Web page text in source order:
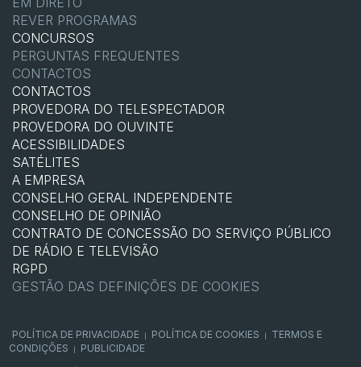
REVER PROGRAMAS
CONCURSOS
PERGUNTAS FREQUENTES
CONTACTOS
CONTACTOS
PROVEDORA DO TELESPECTADOR
PROVEDORA DO OUVINTE
ACESSIBILIDADES
SATÉLITES
A EMPRESA
CONSELHO GERAL INDEPENDENTE
CONSELHO DE OPINIÃO
CONTRATO DE CONCESSÃO DO SERVIÇO PÚBLICO
DE RÁDIO E TELEVISÃO
RGPD
GESTÃO DAS DEFINIÇÕES DE COOKIES
POLÍTICA DE PRIVACIDADE POLÍTICA DE COOKIES
TERMOS E
CONDIÇÕES
PUBLICIDADE